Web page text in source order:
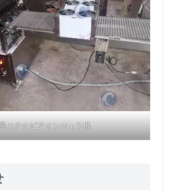
エチオピアインジェラ機